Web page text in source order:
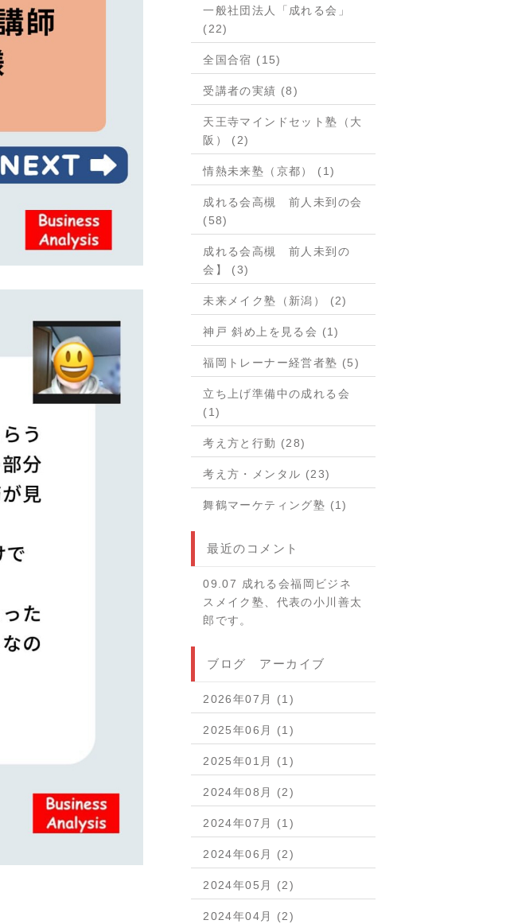
一般社団法人「成れる会」
(22)
全国合宿 (15)
受講者の実績 (8)
天王寺マインドセット塾（大
阪） (2)
情熱未来塾（京都） (1)
成れる会高槻 前人未到の会
(58)
成れる会高槻 前人未到の
会】 (3)
未来メイク塾（新潟） (2)
神戸 斜め上を見る会 (1)
福岡トレーナー経営者塾 (5)
立ち上げ準備中の成れる会
(1)
考え方と行動 (28)
考え方・メンタル (23)
舞鶴マーケティング塾 (1)
最近のコメント
09.07 成れる会福岡ビジネ
スメイク塾、代表の小川善太
郎です。
ブログ アーカイブ
2026年07月 (1)
2025年06月 (1)
2025年01月 (1)
2024年08月 (2)
2024年07月 (1)
2024年06月 (2)
2024年05月 (2)
2024年04月 (2)